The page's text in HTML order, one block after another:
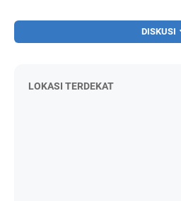
DISKUSI
LOKASI TERDEKAT